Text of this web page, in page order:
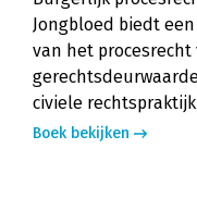
Jongbloed biedt
van het
civiele
Boek bekijken